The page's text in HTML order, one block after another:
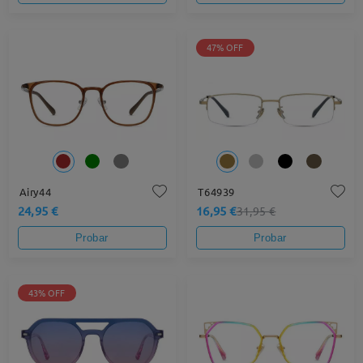
Airy44
24,95 €
Probar
47% OFF
T64939
16,95 €31,95 €
Probar
43% OFF